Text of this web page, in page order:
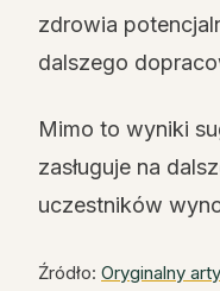
zdrowia
dalszego
Mimo to wyniki
zasługuje na
uczestników
Źródło: Oryginalny